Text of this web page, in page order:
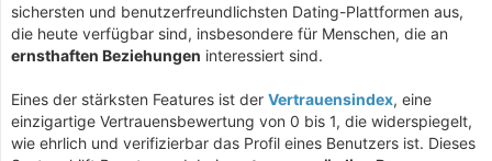
sichersten und benutzerfreundlichsten Dating-Plattformen aus,
die heute verfügbar sind, insbesondere für Menschen, die an
ernsthaften Beziehungen interessiert sind.
Eines der stärksten Features ist der Vertrauensindex, eine
einzigartige Vertrauensbewertung von 0 bis 1, die widerspiegelt,
wie ehrlich und verifizierbar das Profil eines Benutzers ist. Dieses